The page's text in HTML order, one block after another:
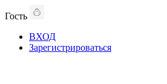
Гость
ВХОД
Зарегистрироваться